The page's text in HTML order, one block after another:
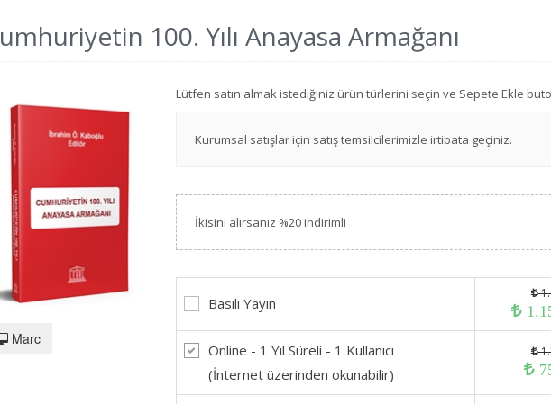
100. Yılı Anayasa Armağanı
Marc
Lütfen satın almak istediğiniz ürün türlerini seçin ve Sepete Ekle
Kurumsal satışlar için satış temsilcilerimizle irtibata geçiniz.
İkisini alırsanız %20 indirimli
Basılı Yayın
Online - 1 Yıl Süreli - 1 Kullanıcı
(İnternet üzerinden okunabilir)